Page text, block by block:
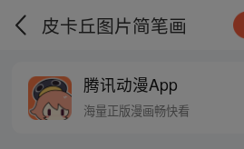
皮卡丘图片简笔画
腾讯动漫App
海量正版漫画畅快看